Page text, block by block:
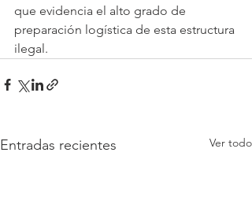
que evidencia el alto grado de
preparación logística de esta estructura
ilegal.
Entradas recientes Ver todo